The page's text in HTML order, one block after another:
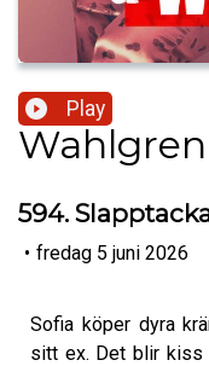
Play
594.
• fredag 5 juni 2026
Sofia köper dyra
sitt ex. Det blir kiss